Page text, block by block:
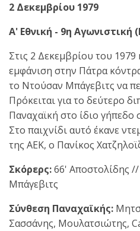
2 Δεκεμβρίου 1979
Α' Εθνική - 9η Αγωνιστική
Στις 2 Δεκεμβρίου του
εμφάνιση στην Πάτρα
το Ντούσαν Μπάγεβιτς να
Πρόκειται για το δεύτερο
Παναχαϊκή στο ίδιο γήπεδο
Στο παιχνίδι αυτό έκανε
της ΑΕΚ, ο Πανίκος
Σκόρερς:66' Αποστολίδης //
Μπάγεβιτς
Σύνθεση Παναχαϊκής:
Σασσάνης, Μουλατσιώτης,